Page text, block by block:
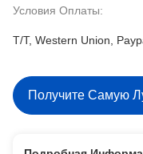
Условия Оплаты:
T/T, Western Union,
Получите Самую